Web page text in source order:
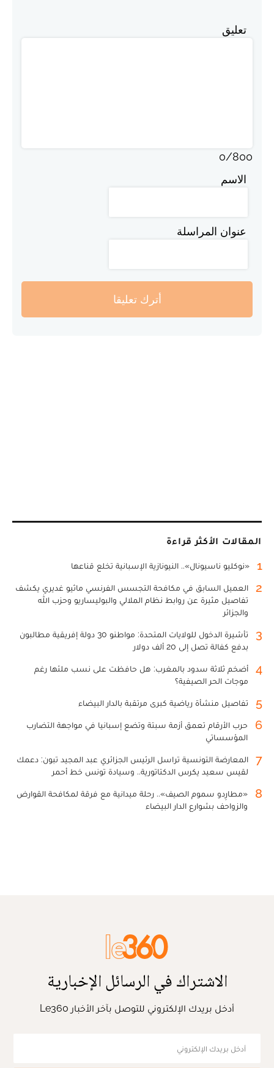
تعليق
0/800
الاسم
عنوان المراسلة
أترك تعليقا
المقالات الأكثر قراءة
1 «نوكليو ناسيونال».. النيونازية الإسبانية تخلع قناعها
2
العميل السابق في مكافحة التجسس الفرنسي ماثيو غديري يكشف
تفاصيل مثيرة عن روابط نظام الملالي والبوليساريو وحزب الله
والجزائر
3
تأشيرة الدخول للولايات المتحدة: مواطنو 30 دولة إفريقية مطالبون
بدفع كفالة تصل إلى 20 ألف دولار
4
أضخم ثلاثة سدود بالمغرب: هل حافظت على نسب ملئها رغم
موجات الحر الصيفية؟
5 تفاصيل منشأة رياضية كبرى مرتقبة بالدار البيضاء
6
حرب الأرقام تعمق أزمة سبتة وتضع إسبانيا في مواجهة التضارب
المؤسساتي
7
المعارضة التونسية تراسل الرئيس الجزائري عبد المجيد تبون: دعمك
لقيس سعيد يكرس الدكتاتورية.. وسيادة تونس خط أحمر
8
«مطارِدو سموم الصيف».. رحلة ميدانية مع فرقة لمكافحة القوارض
والزواحف بشوارع الدار البيضاء
الاشتراك في الرسائل الإخبارية
أدخل بريدك الإلكتروني للتوصل بآخر الأخبار Le360